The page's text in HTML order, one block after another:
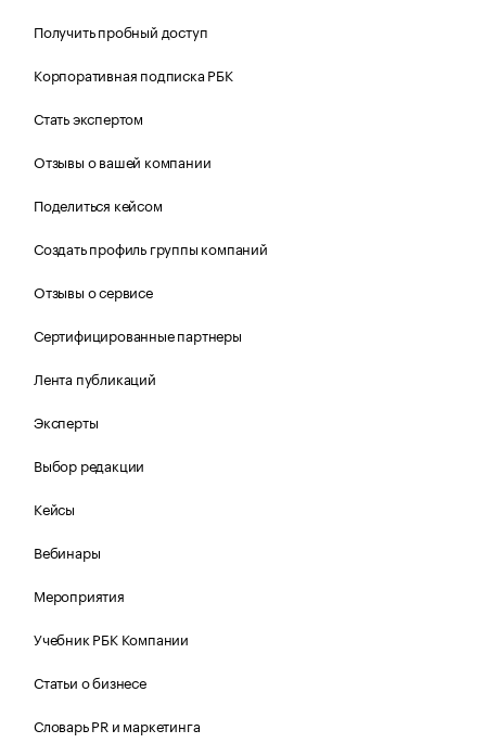
Получить пробный доступ
Корпоративная подписка РБК
Стать экспертом
Отзывы о вашей компании
Поделиться кейсом
Создать профиль группы компаний
Отзывы о сервисе
Сертифицированные партнеры
Лента публикаций
Эксперты
Выбор редакции
Кейсы
Вебинары
Мероприятия
Учебник РБК Компании
Статьи о бизнесе
Словарь PR и маркетинга